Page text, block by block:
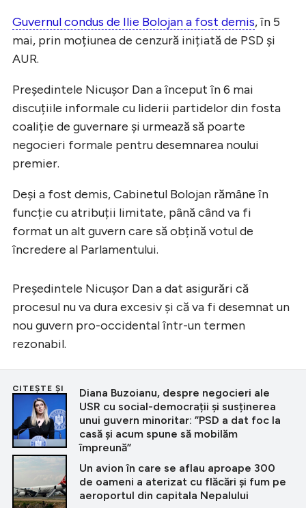
Guvernul condus de Ilie Bolojan a fost demis, în 5
mai, prin moțiunea de cenzură inițiată de PSD și
AUR.
Președintele Nicușor Dan a început în 6 mai
discuțiile informale cu liderii partidelor din fosta
coaliție de guvernare și urmează să poarte
negocieri formale pentru desemnarea noului
premier.
Deși a fost demis, Cabinetul Bolojan rămâne în
funcție cu atribuții limitate, până când va fi
format un alt guvern care să obțină votul de
încredere al Parlamentului.
Președintele Nicușor Dan a dat asigurări că
procesul nu va dura excesiv și că va fi desemnat un
nou guvern pro-occidental într-un termen
rezonabil.
CITEȘTE ȘI
Diana Buzoianu, despre negocieri ale
USR cu social-democrații și susținerea
unui guvern minoritar: ”PSD a dat foc la
casă și acum spune să mobilăm
împreună”
Un avion în care se aflau aproape 300
de oameni a aterizat cu flăcări și fum pe
aeroportul din capitala Nepalului